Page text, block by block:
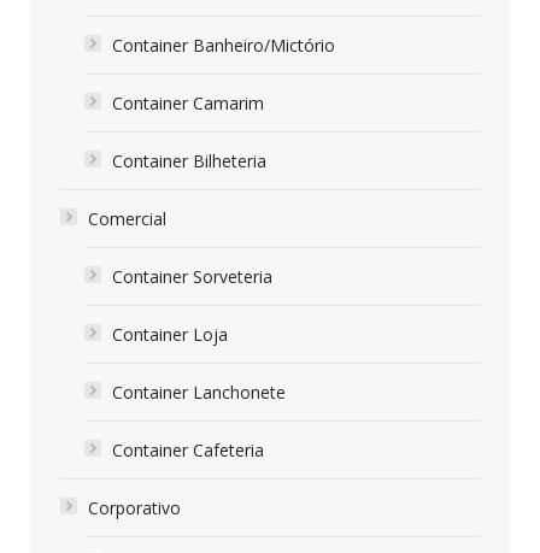
Container Banheiro/Mictório
Container Camarim
Container Bilheteria
Comercial
Container Sorveteria
Container Loja
Container Lanchonete
Container Cafeteria
Corporativo